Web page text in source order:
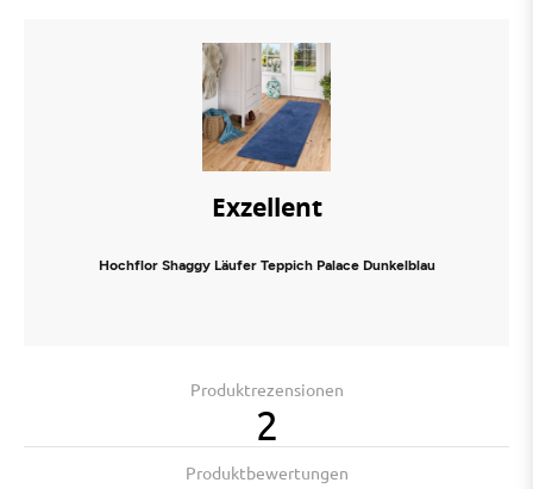
Exzellent
Hochflor Shaggy Läufer Teppich Palace Dunkelblau
Produktrezensionen
2
Produktbewertungen